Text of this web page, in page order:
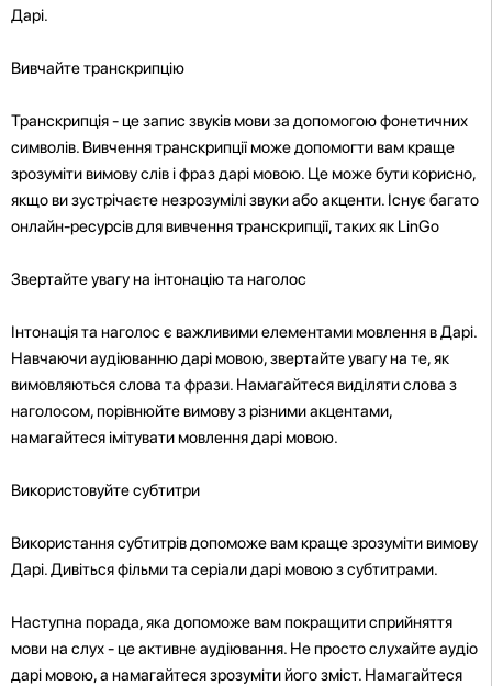
Дарі.
Вивчайте транскрипцію
Транскрипція - це запис звуків мови за допомогою фонетичних
символів. Вивчення транскрипції може допомогти вам краще
зрозуміти вимову слів і фраз дарі мовою. Це може бути корисно,
якщо ви зустрічаєте незрозумілі звуки або акценти. Існує багато
онлайн-ресурсів для вивчення транскрипції, таких як LinGo
Звертайте увагу на інтонацію та наголос
Інтонація та наголос є важливими елементами мовлення в Дарі.
Навчаючи аудіюванню дарі мовою, звертайте увагу на те, як
вимовляються слова та фрази. Намагайтеся виділяти слова з
наголосом, порівнюйте вимову з різними акцентами,
намагайтеся імітувати мовлення дарі мовою.
Використовуйте субтитри
Використання субтитрів допоможе вам краще зрозуміти вимову
Дарі. Дивіться фільми та серіали дарі мовою з субтитрами.
Наступна порада, яка допоможе вам покращити сприйняття
мови на слух - це активне аудіювання. Не просто слухайте аудіо
дарі мовою, а намагайтеся зрозуміти його зміст. Намагайтеся